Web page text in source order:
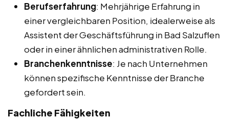
Berufserfahrung: Mehrjährige Erfahrung in
einer vergleichbaren Position, idealerweise als
Assistent der Geschäftsführung in Bad Salzuflen
oder in einer ähnlichen administrativen Rolle.
Branchenkenntnisse: Je nach Unternehmen
können spezifische Kenntnisse der Branche
gefordert sein.
Fachliche Fähigkeiten